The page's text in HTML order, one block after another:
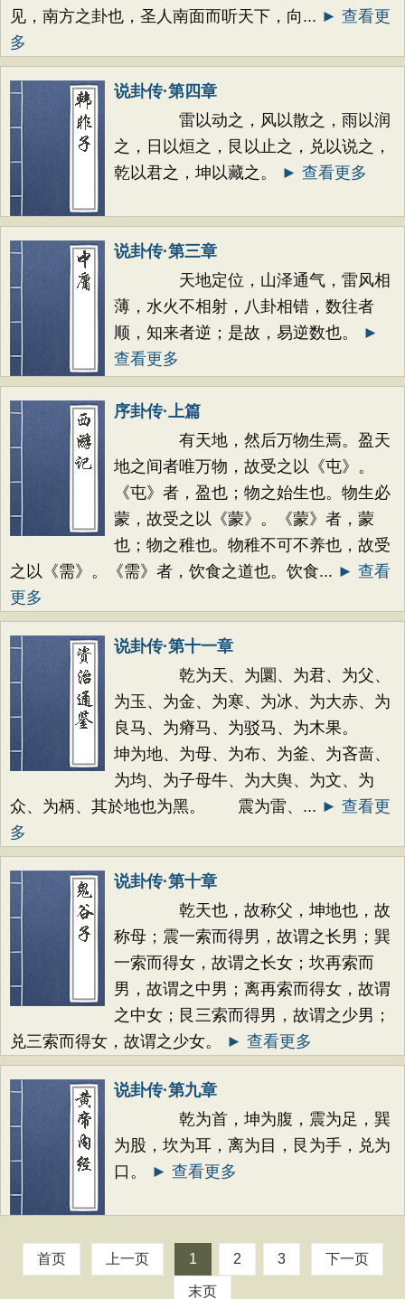
见，南方之卦也，圣人南面而听天下，向... ► 查看更
多
说卦传·第四章
雷以动之，风以散之，雨以润
之，日以烜之，艮以止之，兑以说之，
乾以君之，坤以藏之。
► 查看更多
说卦传·第三章
天地定位，山泽通气，雷风相
薄，水火不相射，八卦相错，数往者
顺，知来者逆；是故，易逆数也。
►
查看更多
序卦传·上篇
有天地，然后万物生焉。盈天
地之间者唯万物，故受之以《屯》。
《屯》者，盈也；物之始生也。物生必
蒙，故受之以《蒙》。《蒙》者，蒙
也；物之稚也。物稚不可不养也，故受
之以《需》。《需》者，饮食之道也。饮食... ► 查看
更多
说卦传·第十一章
乾为天、为圜、为君、为父、
为玉、为金、为寒、为冰、为大赤、为
良马、为瘠马、为驳马、为木果。
坤为地、为母、为布、为釜、为吝啬、
为均、为子母牛、为大舆、为文、为
众、为柄、其於地也为黑。 震为雷、... ► 查看更
多
说卦传·第十章
乾天也，故称父，坤地也，故
称母；震一索而得男，故谓之长男；巽
一索而得女，故谓之长女；坎再索而
男，故谓之中男；离再索而得女，故谓
之中女；艮三索而得男，故谓之少男；
兑三索而得女，故谓之少女。
► 查看更多
说卦传·第九章
乾为首，坤为腹，震为足，巽
为股，坎为耳，离为目，艮为手，兑为
口。
► 查看更多
首页 上一页 1 2 3 下一页
末页